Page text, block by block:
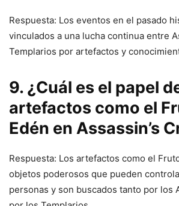
Respuesta: Los eventos en el pasado
vinculados a una lucha continua entre
Templarios por artefactos y
9. ¿Cuál es el papel
artefactos como el
Edén en Assassin’s
Respuesta: Los artefactos como el
objetos poderosos que pueden
personas y son buscados tanto por los